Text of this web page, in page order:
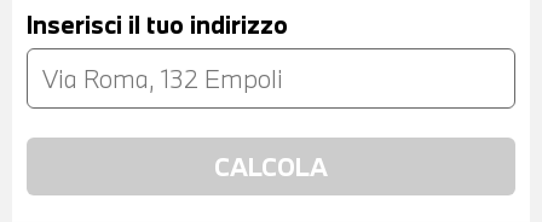
Inserisci il tuo indirizzo